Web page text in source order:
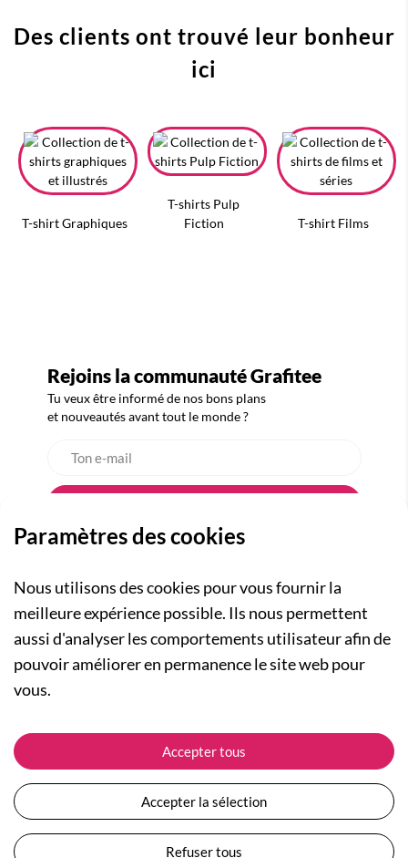
Des clients ont trouvé leur bonheur
ici
T-shirt Graphiques
T-shirts Pulp
Fiction
T-shirt Films
Rejoins la communauté Grafitee
Tu veux être informé de nos bons plans
et nouveautés avant tout le monde ?
A PROPOS
Qui sommes-nous ?
Actualités
Nos engagements
Plan du site
Devenir revendeur
NOS RUBRIQUES
Collection Femme
Collection Enfants
Les Totebags
Nos différents thèmes
ASSISTANCE
Suivre ma commande
Expédition et livraison
Retour et remboursement
Moyens de paiement
Paramètres des cookies
Nous utilisons des cookies pour vous fournir la
meilleure expérience possible. Ils nous permettent
aussi d'analyser les comportements utilisateur afin de
pouvoir améliorer en permanence le site web pour
vous.
Accepter tous
Accepter la sélection
Refuser tous